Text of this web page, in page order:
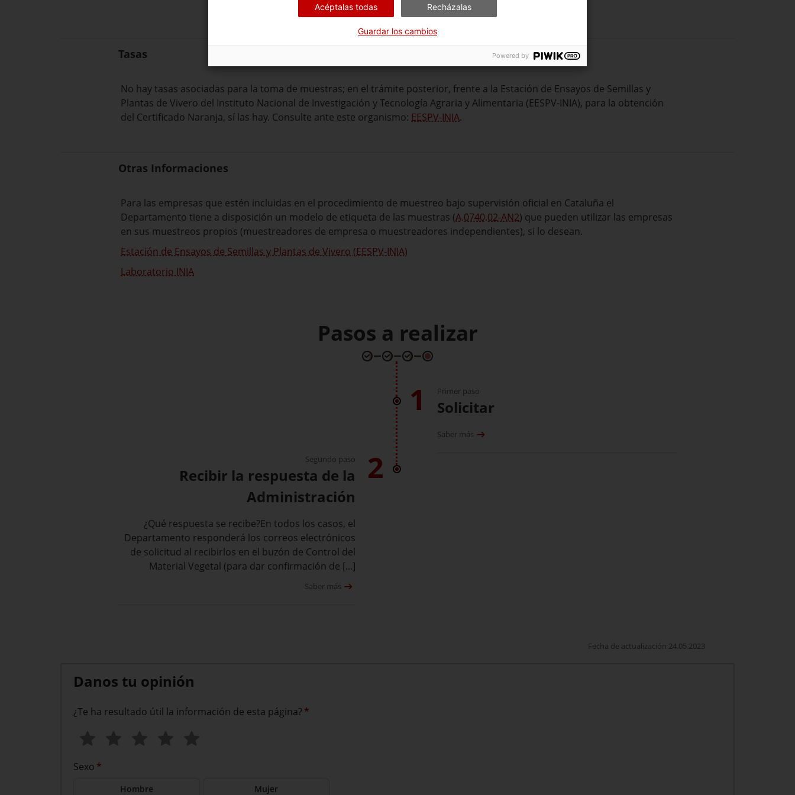
Tasas
No hay tasas asociadas para la toma de muestras; en el trámite posterior, frente a la Estación de Ensayos de Semillas y
Plantas de Vivero del Instituto Nacional de Investigación y Tecnología Agraria y Alimentaria (EESPV-INIA), para la obtención
del Certificado Naranja, sí las hay. Consulte ante este organismo: EESPV-INIA.
Otras Informaciones
Para las empresas que estén incluidas en el procedimiento de muestreo bajo supervisión oficial en Cataluña el
Departamento tiene a disposición un modelo de etiqueta de las muestras (A.0740.02-AN2) que pueden utilizar las empresas
en sus muestreos propios (muestreadores de empresa o muestreadores independientes), si lo desean.
Estación de Ensayos de Semillas y Plantas de Vivero (EESPV-INIA)
Laboratorio INIA
Pasos a realizar
1 Primer paso
Solicitar
Saber más
2
Segundo paso
Recibir la respuesta de la
Administración
¿Qué respuesta se recibe?En todos los casos, el
Departamento responderá los correos electrónicos
de solicitud al recibirlos en el buzón de Control del
Material Vegetal (para dar confirmación de [...]
Saber más
Fecha de actualización 24.05.2023
Danos tu opinión
¿Te ha resultado útil la información de esta página? *
Sexo *
Hombre Mujer
Acéptalas todas Recházalas
Guardar los cambios
Powered by